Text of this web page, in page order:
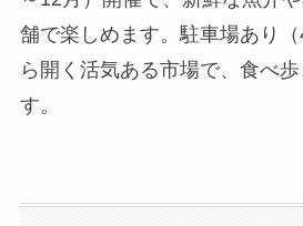
舗で楽しめます。駐車場あり
ら開く活気ある市場で、食べ
す。